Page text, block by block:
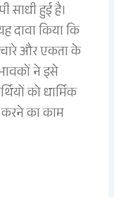
साधी हुई है।
दावा किया कि
और एकता के
ने इसे
को धार्मिक
का काम